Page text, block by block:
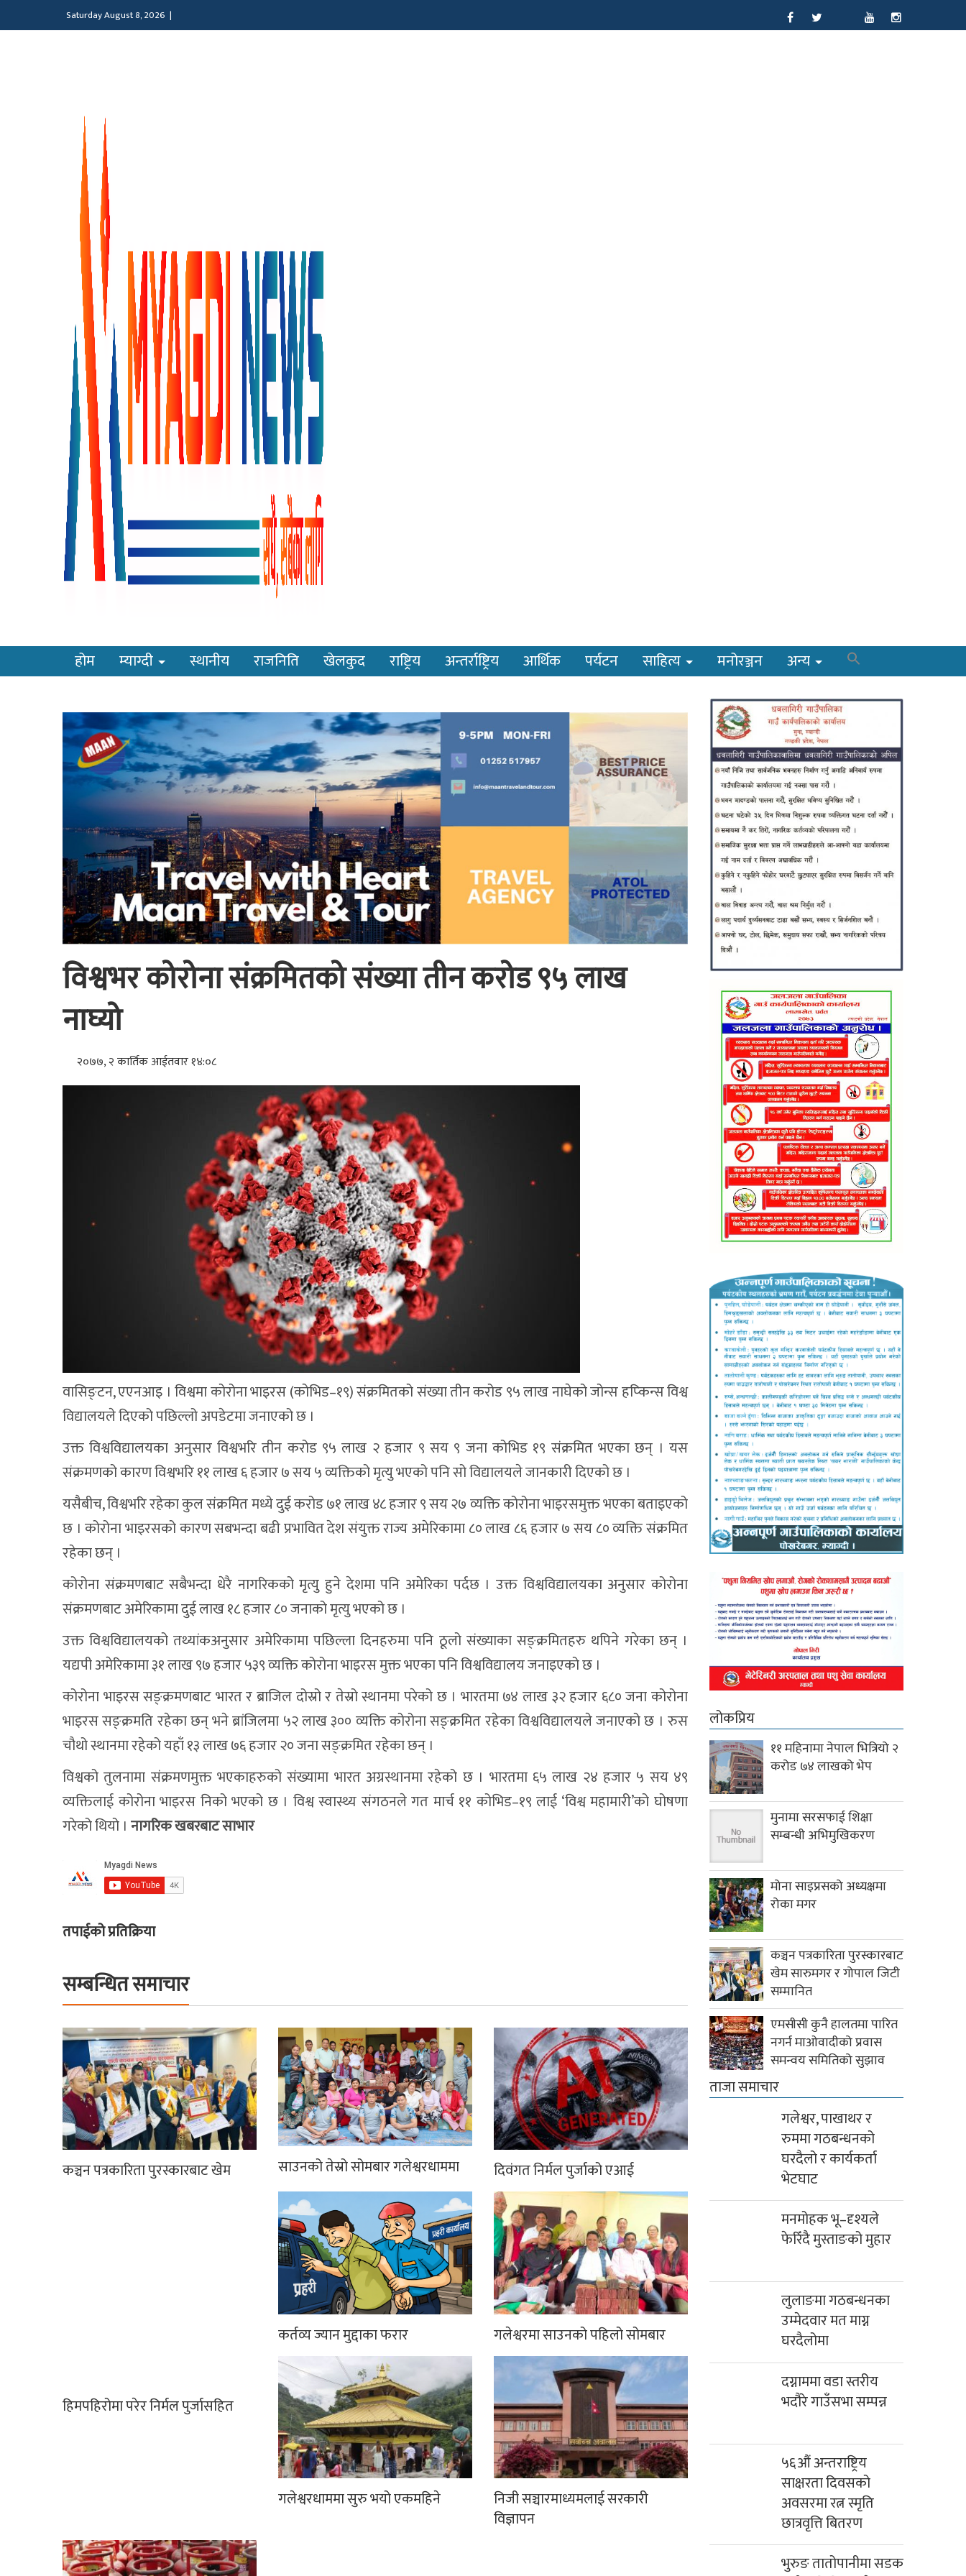
Saturday August 8, 2026 |
होम म्याग्दी स्थानीय राजनिति खेलकुद राष्ट्रिय अन्तर्राष्ट्रिय आर्थिक पर्यटन साहित्य मनोरञ्जन अन्य
विश्वभर कोरोना संक्रमितको संख्या तीन करोड ९५ लाख
नाघ्यो
२०७७, २ कार्तिक आईतवार १४:०८
वासिङ्टन, एएनआइ । विश्वमा कोरोना भाइरस (कोभिड–१९) संक्रमितको संख्या तीन करोड ९५ लाख नाघेको जोन्स हप्किन्स विश्व
विद्यालयले दिएको पछिल्लो अपडेटमा जनाएको छ ।
उक्त विश्वविद्यालयका अनुसार विश्वभरि तीन करोड ९५ लाख २ हजार ९ सय ९ जना कोभिड १९ संक्रमित भएका छन् । यस
संक्रमणको कारण विश्वभरि ११ लाख ६ हजार ७ सय ५ व्यक्तिको मृत्यु भएको पनि सो विद्यालयले जानकारी दिएको छ ।
यसैबीच, विश्वभरि रहेका कुल संक्रमित मध्ये दुई करोड ७१ लाख ४८ हजार ९ सय २७ व्यक्ति कोरोना भाइरसमुक्त भएका बताइएको
छ । कोरोना भाइरसको कारण सबभन्दा बढी प्रभावित देश संयुक्त राज्य अमेरिकामा ८० लाख ८६ हजार ७ सय ८० व्यक्ति संक्रमित
रहेका छन् ।
कोरोना संक्रमणबाट सबैभन्दा धेरै नागरिकको मृत्यु हुने देशमा पनि अमेरिका पर्दछ । उक्त विश्वविद्यालयका अनुसार कोरोना
संक्रमणबाट अमेरिकामा दुई लाख १८ हजार ८० जनाको मृत्यु भएको छ ।
उक्त विश्वविद्यालयको तथ्यांकअनुसार अमेरिकामा पछिल्ला दिनहरुमा पनि ठूलो संख्याका सङ्क्रमितहरु थपिने गरेका छन् ।
यद्यपी अमेरिकामा ३१ लाख ९७ हजार ५३९ व्यक्ति कोरोना भाइरस मुक्त भएका पनि विश्वविद्यालय जनाइएको छ ।
कोरोना भाइरस सङ्क्रमणबाट भारत र ब्राजिल दोस्रो र तेस्रो स्थानमा परेको छ । भारतमा ७४ लाख ३२ हजार ६८० जना कोरोना
भाइरस सङ्क्रमति रहेका छन् भने ब्रांजिलमा ५२ लाख ३०० व्यक्ति कोरोना सङ्क्रमित रहेका विश्वविद्यालयले जनाएको छ । रुस
चौथो स्थानमा रहेको यहाँ १३ लाख ७६ हजार २० जना सङ्क्रमित रहेका छन् ।
विश्वको तुलनामा संक्रमणमुक्त भएकाहरुको संख्यामा भारत अग्रस्थानमा रहेको छ । भारतमा ६५ लाख २४ हजार ५ सय ४९
व्यक्तिलाई कोरोना भाइरस निको भएको छ । विश्व स्वास्थ्य संगठनले गत मार्च ११ कोभिड–१९ लाई ‘विश्व महामारी’को घोषणा
गरेको थियो । नागरिक खबरबाट साभार
तपाईको प्रतिक्रिया
सम्बन्धित समाचार
कञ्चन पत्रकारिता पुरस्कारबाट खेम साउनको तेस्रो सोमबार गलेश्वरधाममा दिवंगत निर्मल पुर्जाको एआई
हिमपहिरोमा परेर निर्मल पुर्जासहित
कर्तव्य ज्यान मुद्दाका फरार गलेश्वरमा साउनको पहिलो सोमबार
गलेश्वरधाममा सुरु भयो एकमहिने
निजी सञ्चारमाध्यमलाई सरकारी
विज्ञापन
लोकप्रिय
११ महिनामा नेपाल भित्रियो २
करोड ७४ लाखको भेप
मुनामा सरसफाई शिक्षा
सम्बन्धी अभिमुखिकरण
मोना साइप्रसको अध्यक्षमा
रोका मगर
कञ्चन पत्रकारिता पुरस्कारबाट
खेम सारुमगर र गोपाल जिटी
सम्मानित
एमसीसी कुनै हालतमा पारित
नगर्न माओवादीको प्रवास
समन्वय समितिको सुझाव
ताजा समाचार
गलेश्वर, पाखाथर र
रुममा गठबन्धनको
घरदैलो र कार्यकर्ता
भेटघाट
मनमोहक भू–दृश्यले
फेरिँदै मुस्ताङको मुहार
लुलाङमा गठबन्धनका
उम्मेदवार मत माग्न
घरदैलोमा
दग्नाममा वडा स्तरीय
भदौरे गाउँसभा सम्पन्न
५६औं अन्तराष्ट्रिय
साक्षरता दिवसको
अवसरमा रत्न स्मृति
छात्रवृत्ति बितरण
भुरुङ तातोपानीमा सडक